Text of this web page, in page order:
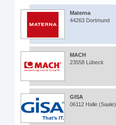
Materna
44263 Dortmund
MACH
23558 Lübeck
GISA
06112 Halle (Saale)